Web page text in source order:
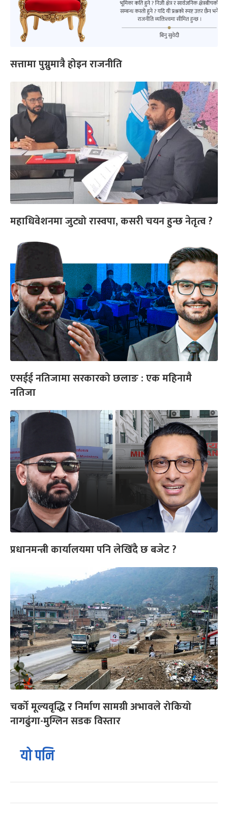
सत्तामा पुग्नुमात्रै होइन राजनीति
महाधिवेशनमा जुट्यो रास्वपा, कसरी चयन हुन्छ नेतृत्व ?
एसईई नतिजामा सरकारको छलाङ : एक महिनामै
नतिजा
प्रधानमन्त्री कार्यालयमा पनि लेखिँदै छ बजेट ?
चर्को मूल्यवृद्धि र निर्माण सामग्री अभावले रोकियो
नागढुंगा-मुग्लिन सडक विस्तार
यो पनि